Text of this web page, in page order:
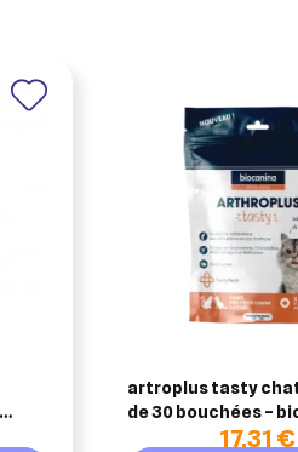
artroplus tasty
de 30 bouchées –
17,31 €